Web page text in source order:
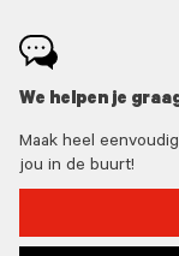
We helpen je
Maak heel
jou in de buurt!